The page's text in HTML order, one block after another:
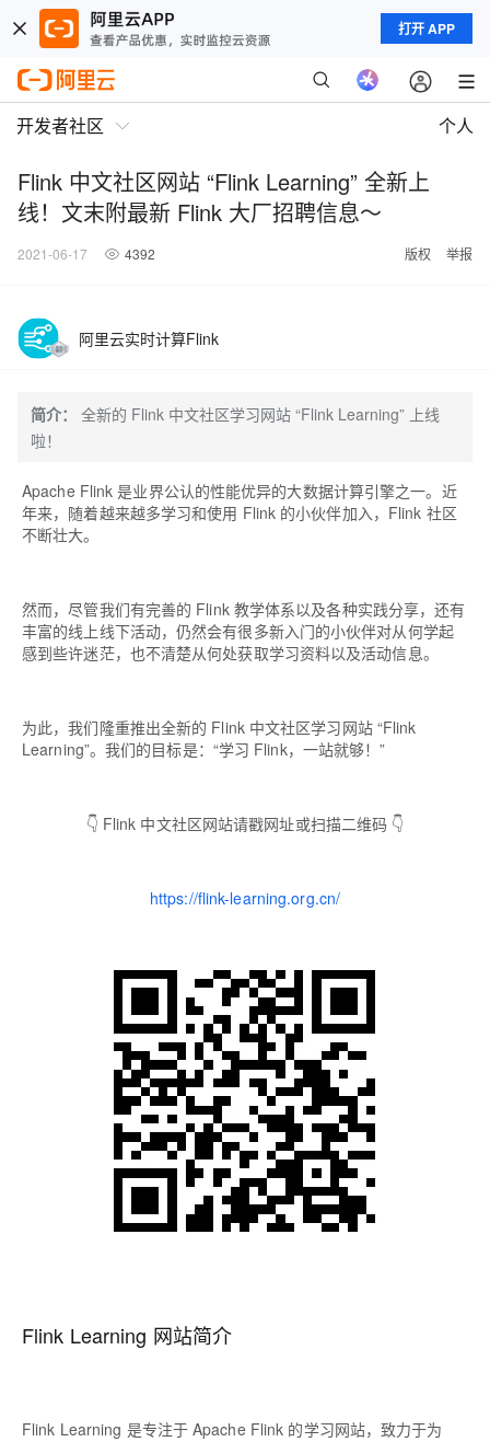
打开 APP
开发者社区 个人
Flink 中文社区网站 “Flink Learning” 全新上
线！文末附最新 Flink 大厂招聘信息～
2021-06-17 4392 版权 举报
阿里云实时计算Flink
简介：
全新的 Flink 中文社区学习网站 “Flink Learning” 上线
啦！
Apache Flink 是业界公认的性能优异的大数据计算引擎之一。近
年来，随着越来越多学习和使用 Flink 的小伙伴加入，Flink 社区
不断壮大。
然而，尽管我们有完善的 Flink 教学体系以及各种实践分享，还有
丰富的线上线下活动，仍然会有很多新入门的小伙伴对从何学起
感到些许迷茫，也不清楚从何处获取学习资料以及活动信息。
为此，我们隆重推出全新的 Flink 中文社区学习网站 “Flink
Learning”。我们的目标是：“学习 Flink，一站就够！”
👇 Flink 中文社区网站请戳网址或扫描二维码 👇
https://flink-learning.org.cn/
Flink Learning 网站简介
Flink Learning 是专注于 Apache Flink 的学习网站，致力于为